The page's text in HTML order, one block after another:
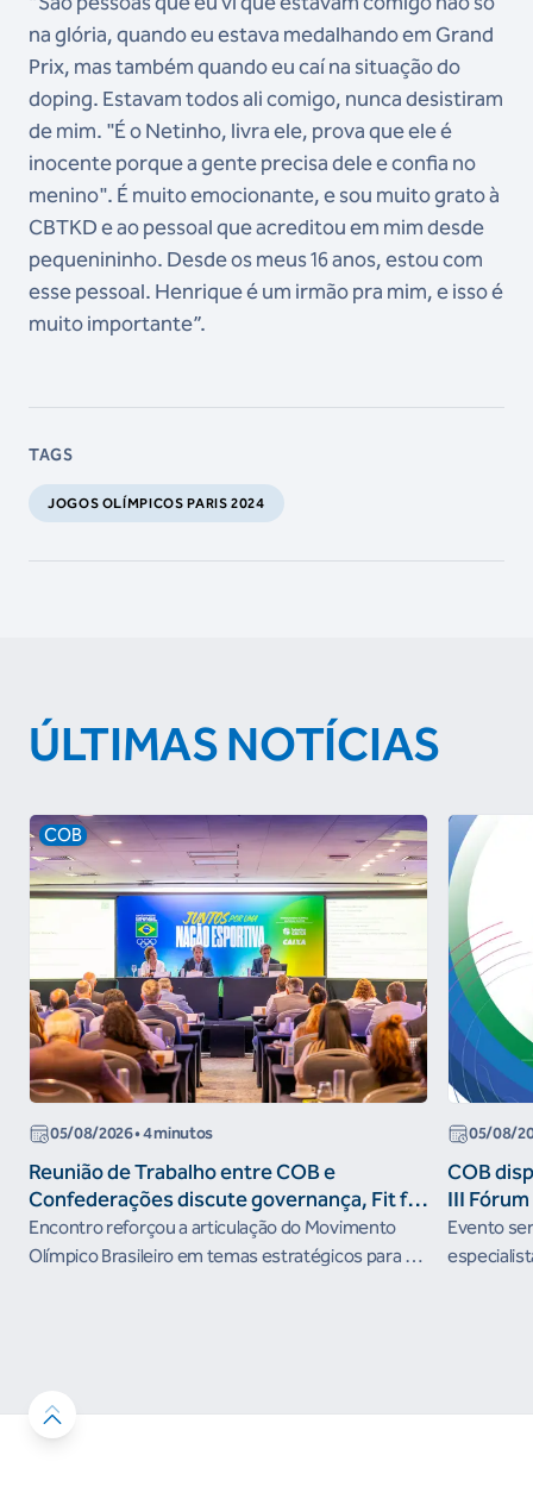
na glória, quando eu estava medalhando em Grand
Prix, mas também quando eu caí na situação do
doping. Estavam todos ali comigo, nunca desistiram
de mim. "É o Netinho, livra ele, prova que ele é
inocente porque a gente precisa dele e confia no
menino". É muito emocionante, e sou muito grato à
CBTKD e ao pessoal que acreditou em mim desde
pequenininho. Desde os meus 16 anos, estou com
esse pessoal. Henrique é um irmão pra mim, e isso é
muito importante”.
TAGS
JOGOS OLÍMPICOS PARIS 2024
ÚLTIMAS NOTÍCIAS
COB
05/08/2026• 4 minutos
Reunião de Trabalho entre COB e
Confederações discute governança, Fit for
the Future e presença do Brasil em
organismos internacionais
Encontro reforçou a articulação do Movimento
Olímpico Brasileiro em temas estratégicos para os
05/08/
COB
III
Evento